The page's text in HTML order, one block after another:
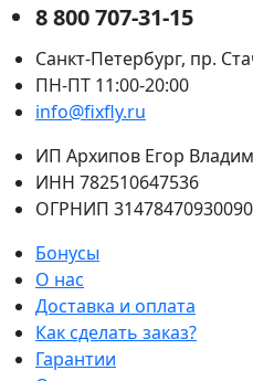
8 800 707-31-15
Санкт-Петербург, пр.
ПН-ПТ 11:00-20:00
info@fixfly.ru
ИП Архипов Егор
ИНН 782510647536
ОГРНИП
Бонусы
О нас
Доставка и оплата
Как сделать заказ?
Гарантии